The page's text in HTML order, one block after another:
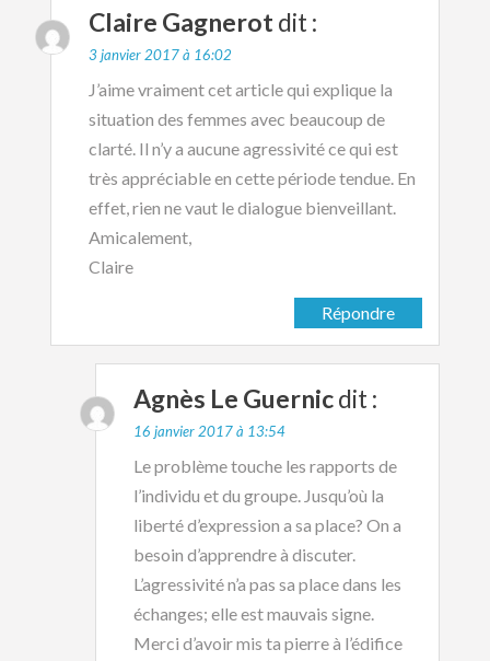
Claire Gagnerot dit :
3 janvier 2017 à 16:02
J’aime vraiment cet article qui explique la
situation des femmes avec beaucoup de
clarté. Il n’y a aucune agressivité ce qui est
très appréciable en cette période tendue. En
effet, rien ne vaut le dialogue bienveillant.
Amicalement,
Claire
Répondre
Agnès Le Guernicdit :
16 janvier 2017 à 13:54
Le problème touche les rapports de
l’individu et du groupe. Jusqu’où la
liberté d’expression a sa place? On a
besoin d’apprendre à discuter.
L’agressivité n’a pas sa place dans les
échanges; elle est mauvais signe.
Merci d’avoir mis ta pierre à l’édifice